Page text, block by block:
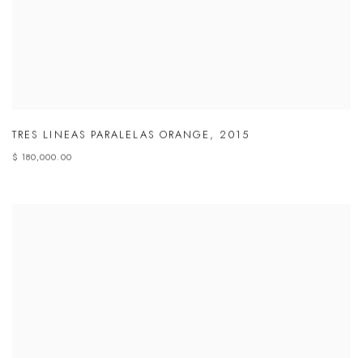
TRES LINEAS PARALELAS ORANGE , 2015
$ 180,000.00